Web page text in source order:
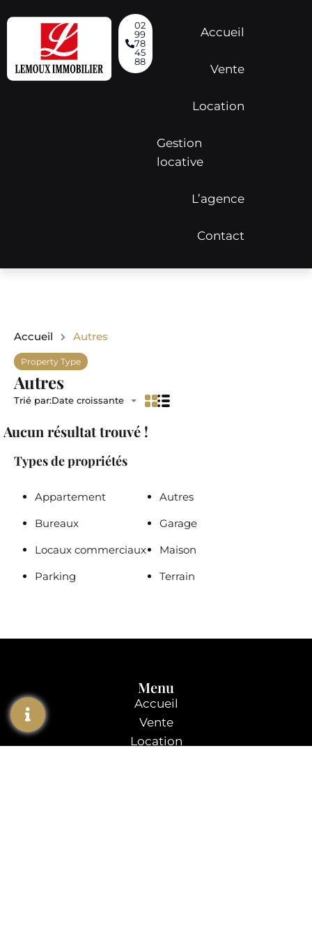
Accueil
Vente
Location
Gestion
locative
L’agence
Contact
02
99
78
45
88
Accueil Autres
Property Type
Autres
Trié par:Date croissante
Aucun résultat trouvé !
Types de propriétés
Appartement
Autres
Bureaux
Garage
Locaux commerciaux
Maison
Parking
Terrain
Menu
Accueil
Vente
Location